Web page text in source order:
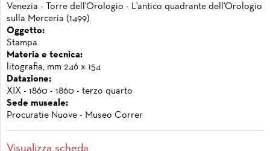
Venezia - Torre dell'Orologio - L'antico quadrante dell'Orologio
sulla Merceria (1499)
Oggetto:
Stampa
Materia e tecnica:
litografia, mm 246 x 154
Datazione:
XIX - 1860 - 1860 - terzo quarto
Sede museale:
Procuratie Nuove - Museo Correr
Visualizza scheda